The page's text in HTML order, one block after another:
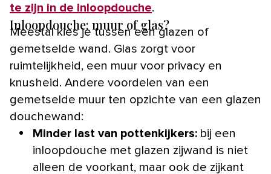
te zijn in de inloopdouche.
Inloopdouche: muur of glas?
Meestal kies je tussen een glazen of
gemetselde wand. Glas zorgt voor
ruimtelijkheid, een muur voor privacy en
knusheid. Andere voordelen van een
gemetselde muur ten opzichte van een glazen
douchewand:
Minder last van pottenkijkers: bij een
inloopdouche met glazen zijwand is niet
alleen de voorkant, maar ook de zijkant